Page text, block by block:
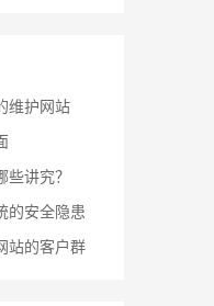
维护网站
讲究？
的安全隐患
站的客户群